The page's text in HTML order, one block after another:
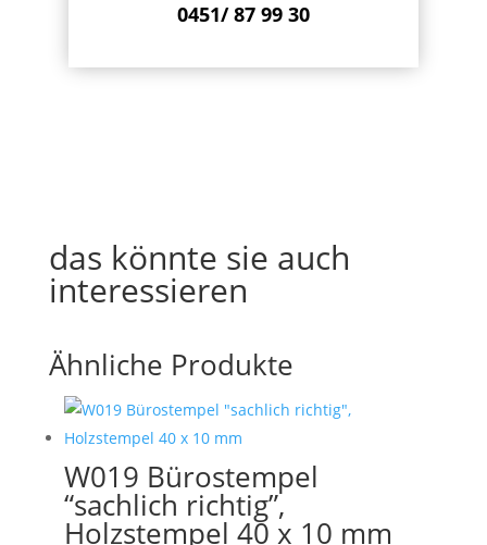
0451/ 87 99 30
das könnte sie auch
interessieren
Ähnliche Produkte
W019 Bürostempel
“sachlich richtig”,
Holzstempel 40 x 10 mm